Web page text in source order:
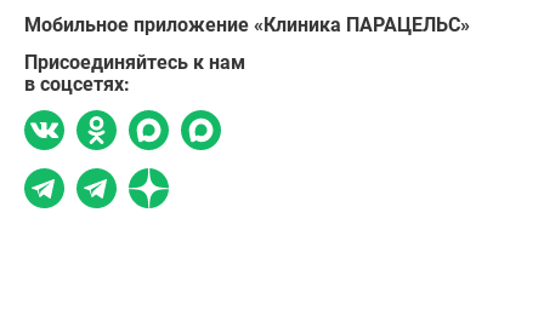
Мобильное приложение «Клиника ПАРАЦЕЛЬС»
Присоединяйтесь к нам
в соцсетях: